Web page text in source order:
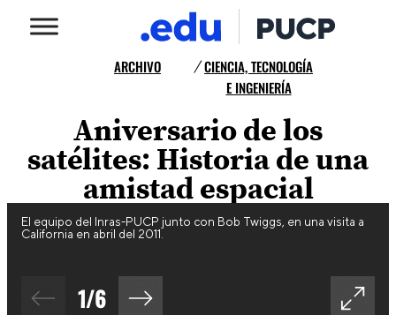
ARCHIVO /CIENCIA, TECNOLOGÍA
E INGENIERÍA
Aniversario de los
satélites: Historia de una
amistad espacial
El equipo del Inras-PUCP junto con Bob Twiggs, en una visita a
California en abril del 2011.
1/6